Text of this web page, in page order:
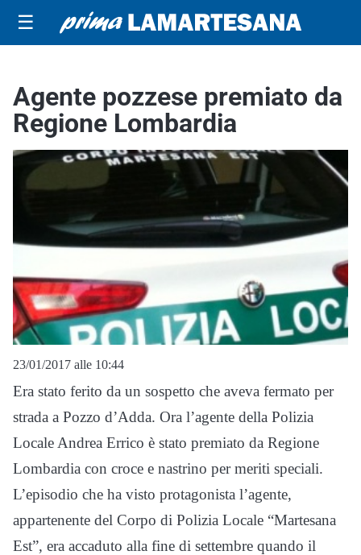
☰
Agente pozzese premiato da
Regione Lombardia
23/01/2017 alle 10:44
Era stato ferito da un sospetto che aveva fermato per
strada a Pozzo d’Adda. Ora l’agente della Polizia
Locale Andrea Errico è stato premiato da Regione
Lombardia con croce e nastrino per meriti speciali.
L’episodio che ha visto protagonista l’agente,
appartenente del Corpo di Polizia Locale “Martesana
Est”, era accaduto alla fine di settembre quando il